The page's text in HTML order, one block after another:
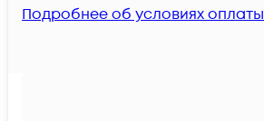
Подробнее об условиях оплаты